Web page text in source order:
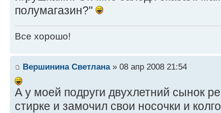
полумагазин?"
Все хорошо!
Вершинина Светлана» 08 апр 2008 21:54
А у моей подруги двухлетний сынок
стирке и замочил свои носочки и